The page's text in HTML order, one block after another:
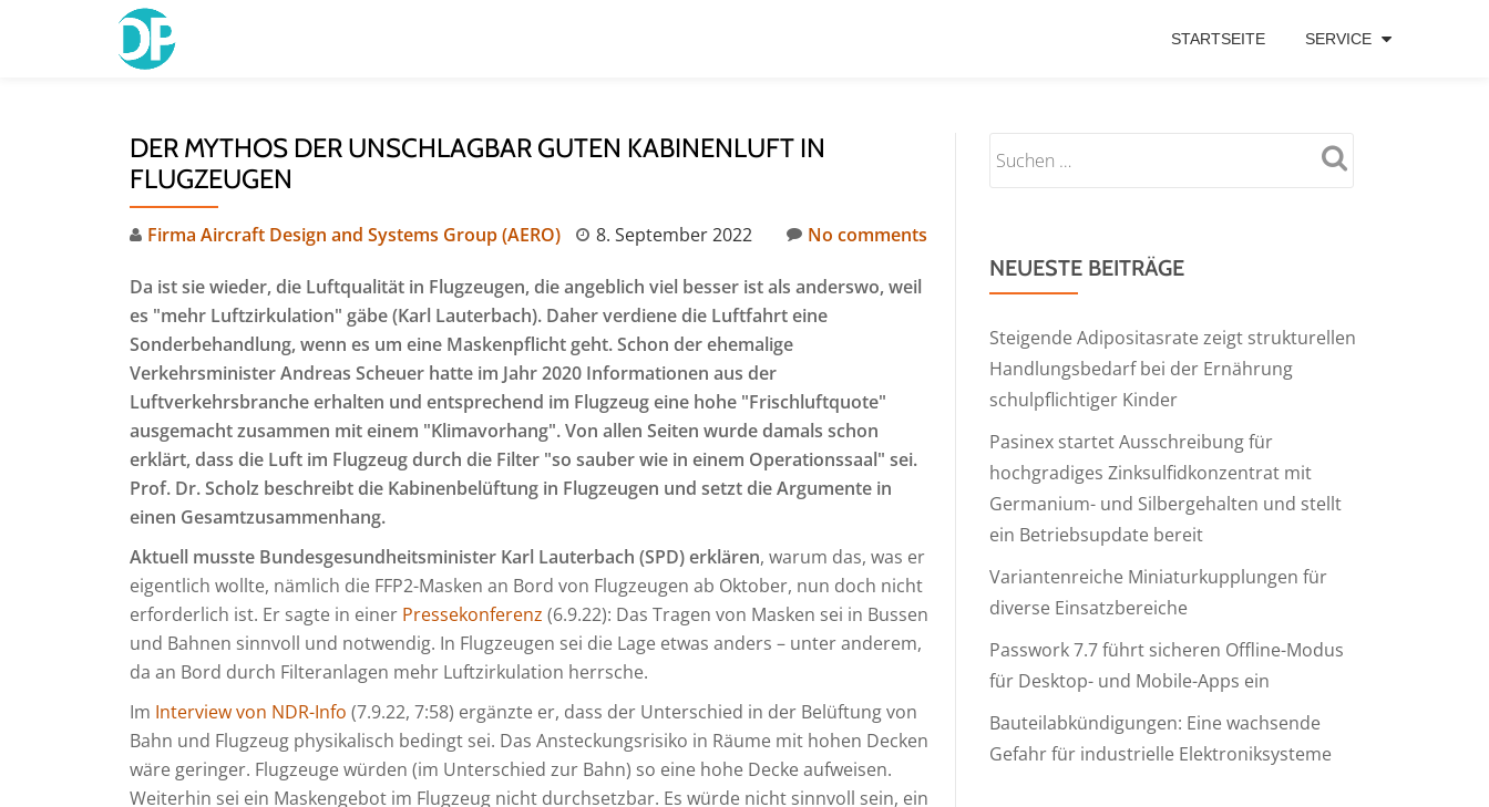
STARTSEITE SERVICE
DER MYTHOS DER UNSCHLAGBAR GUTEN KABINENLUFT IN
FLUGZEUGEN
Firma Aircraft Design and Systems Group (AERO) 8. September 2022 No comments
Da ist sie wieder, die Luftqualität in Flugzeugen, die angeblich viel besser ist als anderswo, weil
es "mehr Luftzirkulation" gäbe (Karl Lauterbach). Daher verdiene die Luftfahrt eine
Sonderbehandlung, wenn es um eine Maskenpflicht geht. Schon der ehemalige
Verkehrsminister Andreas Scheuer hatte im Jahr 2020 Informationen aus der
Luftverkehrsbranche erhalten und entsprechend im Flugzeug eine hohe "Frischluftquote"
ausgemacht zusammen mit einem "Klimavorhang". Von allen Seiten wurde damals schon
erklärt, dass die Luft im Flugzeug durch die Filter "so sauber wie in einem Operationssaal" sei.
Prof. Dr. Scholz beschreibt die Kabinenbelüftung in Flugzeugen und setzt die Argumente in
einen Gesamtzusammenhang.
Aktuell musste Bundesgesundheitsminister Karl Lauterbach (SPD) erklären, warum das, was er
eigentlich wollte, nämlich die FFP2-Masken an Bord von Flugzeugen ab Oktober, nun doch nicht
erforderlich ist. Er sagte in einer Pressekonferenz (6.9.22): Das Tragen von Masken sei in Bussen
und Bahnen sinnvoll und notwendig. In Flugzeugen sei die Lage etwas anders – unter anderem,
da an Bord durch Filteranlagen mehr Luftzirkulation herrsche.
Im Interview von NDR-Info (7.9.22, 7:58) ergänzte er, dass der Unterschied in der Belüftung von
Bahn und Flugzeug physikalisch bedingt sei. Das Ansteckungsrisiko in Räume mit hohen Decken
wäre geringer. Flugzeuge würden (im Unterschied zur Bahn) so eine hohe Decke aufweisen.
Weiterhin sei ein Maskengebot im Flugzeug nicht durchsetzbar. Es würde nicht sinnvoll sein, ein
NEUESTE BEITRÄGE
Steigende Adipositasrate zeigt strukturellen
Handlungsbedarf bei der Ernährung
schulpflichtiger Kinder
Pasinex startet Ausschreibung für
hochgradiges Zinksulfidkonzentrat mit
Germanium- und Silbergehalten und stellt
ein Betriebsupdate bereit
Variantenreiche Miniaturkupplungen für
diverse Einsatzbereiche
Passwork 7.7 führt sicheren Offline-Modus
für Desktop- und Mobile-Apps ein
Bauteilabkündigungen: Eine wachsende
Gefahr für industrielle Elektroniksysteme